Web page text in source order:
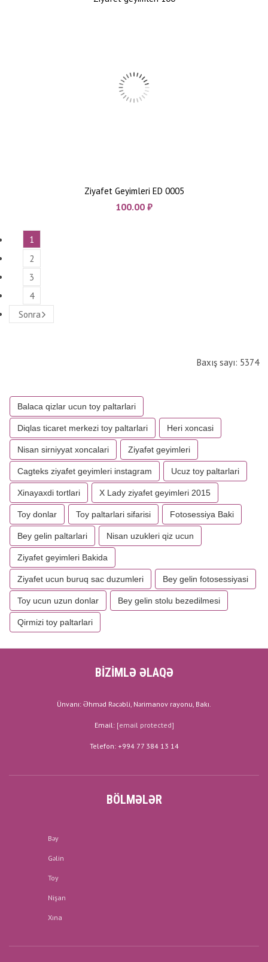
Ziyafet Geyimleri ED 0005
100.00 ₼
1
2
3
4
Sonra
Baxış sayı: 5374
Balaca qizlar ucun toy paltarlari
Diqlas ticaret merkezi toy paltarlari Heri xoncasi
Nisan sirniyyat xoncalari Ziyafət geyimleri
Cagteks ziyafet geyimleri instagram Ucuz toy paltarlari
Xinayaxdi tortlari X Lady ziyafet geyimleri 2015
Toy donlar Toy paltarlari sifarisi Fotosessiya Baki
Bey gelin paltarlari Nisan uzukleri qiz ucun
Ziyafet geyimleri Bakida
Ziyafet ucun buruq sac duzumleri Bey gelin fotosessiyasi
Toy ucun uzun donlar Bey gelin stolu bezedilmesi
Qirmizi toy paltarlari
BİZİMLƏ ƏLAQƏ
Ünvanı: Əhməd Rəcəbli, Nərimanov rayonu, Bakı.
Email: [email protected]
Telefon: +994 77 384 13 14
BÖLMƏLƏR
Bəy
Gəlin
Toy
Nişan
Xına